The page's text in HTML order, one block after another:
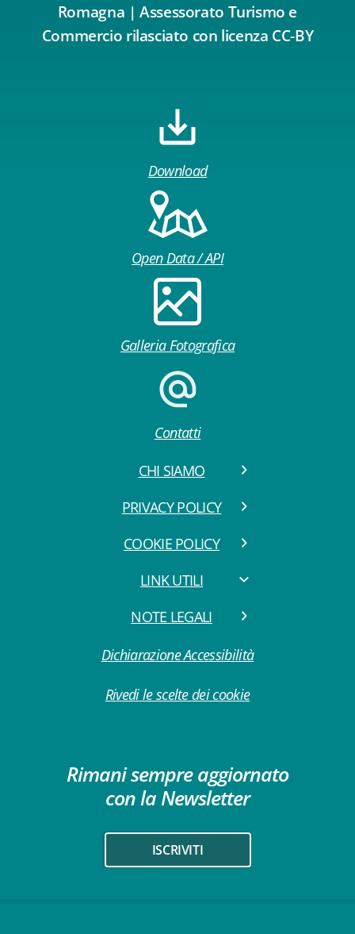
Romagna | Assessorato Turismo e
Commercio rilasciato con licenza CC-BY
Download
Open Data / API
Galleria Fotografica
Contatti
CHI SIAMO
PRIVACY POLICY
COOKIE POLICY
LINK UTILI
NOTE LEGALI
Dichiarazione Accessibilità
Rivedi le scelte dei cookie
Rimani sempre aggiornato
con la Newsletter
ISCRIVITI